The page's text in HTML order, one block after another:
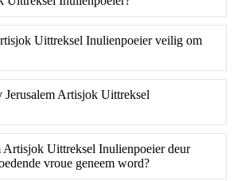
Uittreksel Inulienpoeier veilig om
Artisjok Uittreksel
Artisjok Uittreksel Inulienpoeier deur
vroue geneem word?